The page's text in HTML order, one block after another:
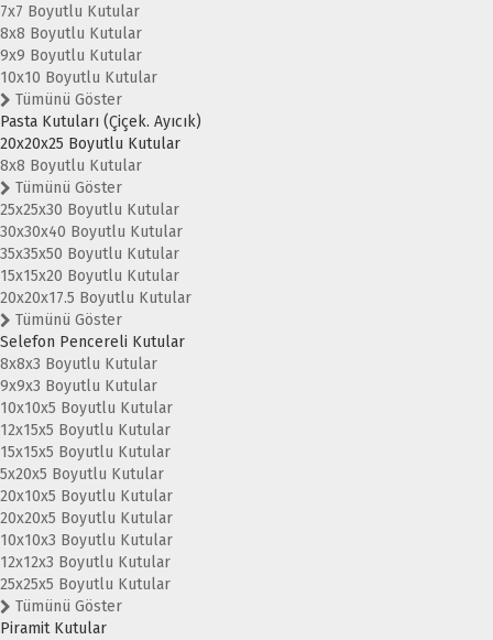
7x7 Boyutlu Kutular
8x8 Boyutlu Kutular
9x9 Boyutlu Kutular
10x10 Boyutlu Kutular
Tümünü Göster
Pasta Kutuları (Çiçek. Ayıcık)
20x20x25 Boyutlu Kutular
8x8 Boyutlu Kutular
Tümünü Göster
25x25x30 Boyutlu Kutular
30x30x40 Boyutlu Kutular
35x35x50 Boyutlu Kutular
15x15x20 Boyutlu Kutular
20x20x17.5 Boyutlu Kutular
Tümünü Göster
Selefon Pencereli Kutular
8x8x3 Boyutlu Kutular
9x9x3 Boyutlu Kutular
10x10x5 Boyutlu Kutular
12x15x5 Boyutlu Kutular
15x15x5 Boyutlu Kutular
5x20x5 Boyutlu Kutular
20x10x5 Boyutlu Kutular
20x20x5 Boyutlu Kutular
10x10x3 Boyutlu Kutular
12x12x3 Boyutlu Kutular
25x25x5 Boyutlu Kutular
Tümünü Göster
Piramit Kutular